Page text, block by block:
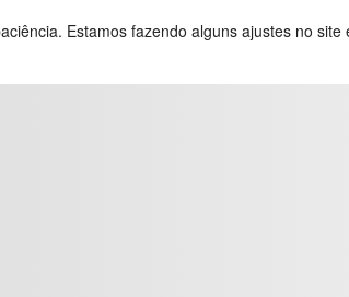
Estamos fazendo alguns ajustes no site